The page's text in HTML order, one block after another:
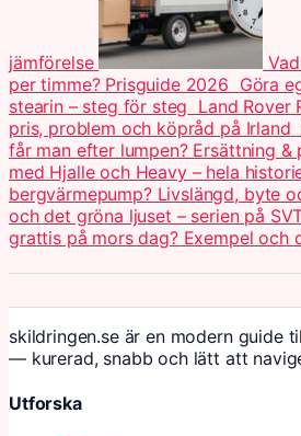
jämförelse
per timme? Prisguide 2026 Göra
stearin – steg för steg Land Rover
pris, problem och köpråd på Irland
får man efter lumpen? Ersättning &
med Hjalle och Heavy – hela
bergvärmepump? Livslängd, byte
och det gröna ljuset – serien på
grattis på mors dag? Exempel och
skildringen.se är en modern guide
— kurerad, snabb och lätt att
Utforska